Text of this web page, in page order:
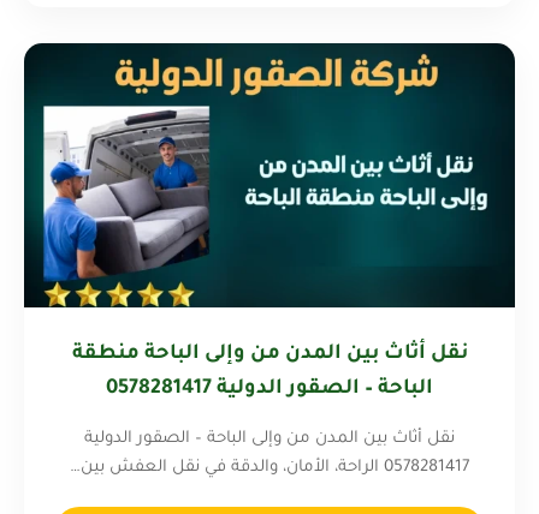
نقل أثاث بين المدن من وإلى الباحة منطقة
الباحة – الصقور الدولية 0578281417
نقل أثاث بين المدن من وإلى الباحة – الصقور الدولية
0578281417 الراحة، الأمان، والدقة في نقل العفش بين…